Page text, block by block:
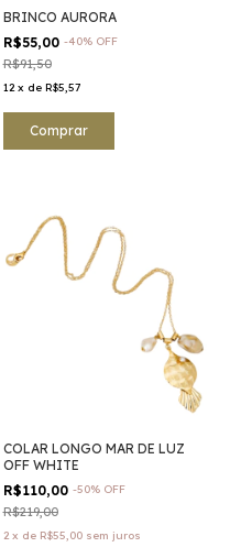
BRINCO AURORA
R$55,00 -40% OFF
R$91,50
12 x de R$5,57
COLAR LONGO MAR DE LUZ
OFF WHITE
R$110,00 -50% OFF
R$219,00
2 x de R$55,00 sem juros